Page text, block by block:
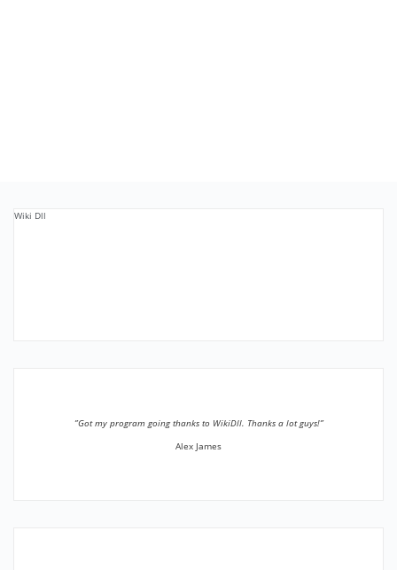
Wiki Dll
”Got my program going thanks to WikiDll. Thanks a lot guys!”
Alex James